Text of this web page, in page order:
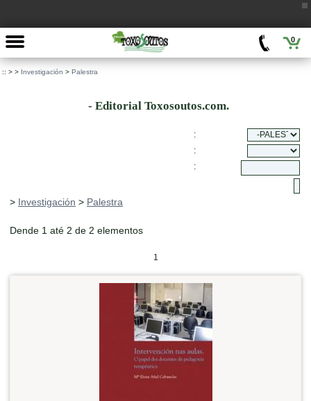
0
:: > > Investigación > Palestra
- Editorial Toxosoutos.com.
:
:
:
> Investigación > Palestra
Dende 1 até 2 de 2 elementos
1